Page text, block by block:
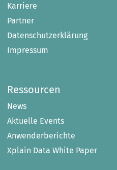
Karriere
Partner
Datenschutzerklärung
Impressum
Ressourcen
News
Aktuelle Events
Anwenderberichte
Xplain Data White Paper